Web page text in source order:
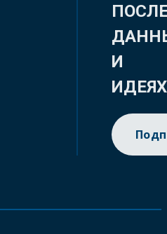
И
ИДЕЯХ